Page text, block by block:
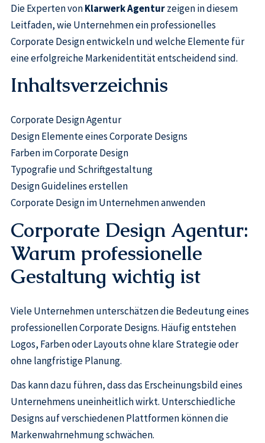
Die Experten vonKlarwerk Agenturzeigen in diesem
Leitfaden, wie Unternehmen ein professionelles
Corporate Design entwickeln und welche Elemente für
eine erfolgreiche Markenidentität entscheidend sind.
Inhaltsverzeichnis
Corporate Design Agentur
Design Elemente eines Corporate Designs
Farben im Corporate Design
Typografie und Schriftgestaltung
Design Guidelines erstellen
Corporate Design im Unternehmen anwenden
Corporate Design Agentur:
Warum professionelle
Gestaltung wichtig ist
Viele Unternehmen unterschätzen die Bedeutung eines
professionellen Corporate Designs. Häufig entstehen
Logos, Farben oder Layouts ohne klare Strategie oder
ohne langfristige Planung.
Das kann dazu führen, dass das Erscheinungsbild eines
Unternehmens uneinheitlich wirkt. Unterschiedliche
Designs auf verschiedenen Plattformen können die
Markenwahrnehmung schwächen.